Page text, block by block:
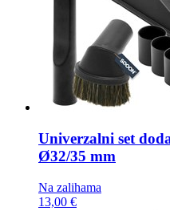
Univerzalni set
Ø32/35 mm
Na zalihama
13,00 €